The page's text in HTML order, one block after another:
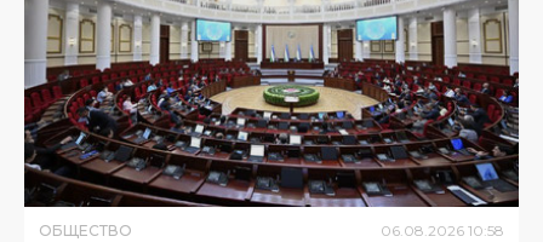
ОБЩЕСТВО 06 08 2026 10:58